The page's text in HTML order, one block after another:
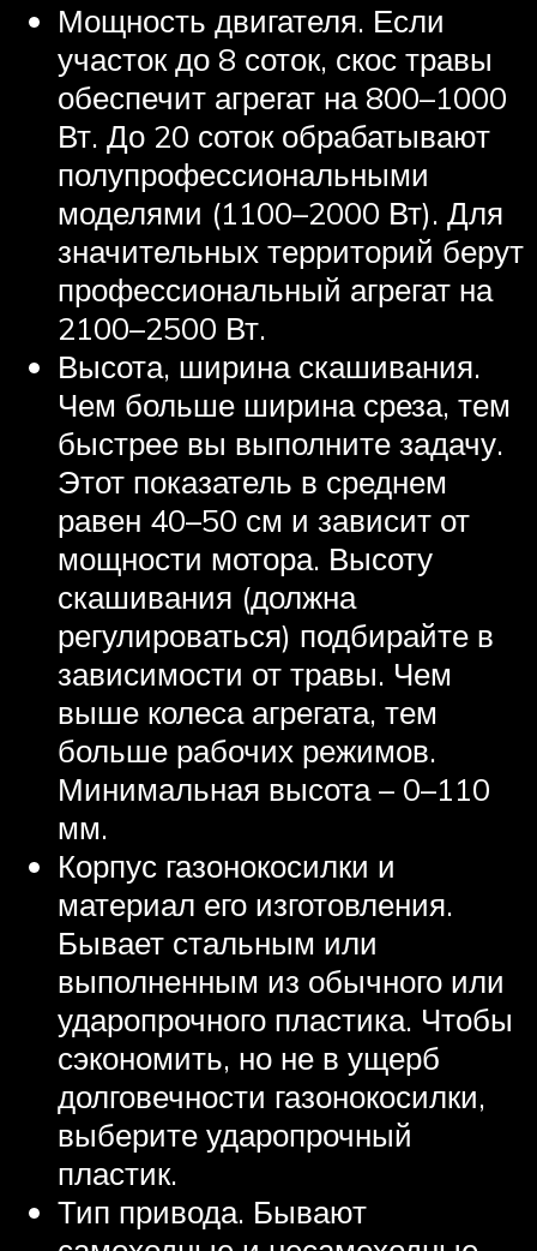
Мощность двигателя. Если
участок до 8 соток, скос травы
обеспечит агрегат на 800–1000
Вт. До 20 соток обрабатывают
полупрофессиональными
моделями (1100–2000 Вт). Для
значительных территорий берут
профессиональный агрегат на
2100–2500 Вт.
Высота, ширина скашивания.
Чем больше ширина среза, тем
быстрее вы выполните задачу.
Этот показатель в среднем
равен 40–50 см и зависит от
мощности мотора. Высоту
скашивания (должна
регулироваться) подбирайте в
зависимости от травы. Чем
выше колеса агрегата, тем
больше рабочих режимов.
Минимальная высота – 0–110
мм.
Корпус газонокосилки и
материал его изготовления.
Бывает стальным или
выполненным из обычного или
ударопрочного пластика. Чтобы
сэкономить, но не в ущерб
долговечности газонокосилки,
выберите ударопрочный
пластик.
Тип привода. Бывают